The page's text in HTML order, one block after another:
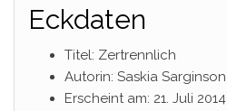
Eckdaten
Titel: Zertrennlich
Autorin: Saskia Sarginson
Erscheint am: 21. Juli 2014